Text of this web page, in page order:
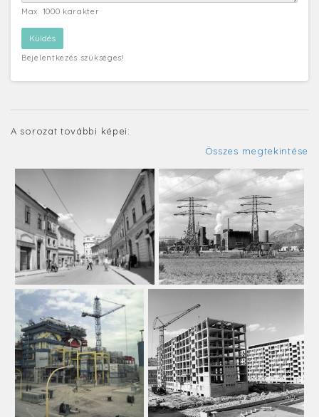
Max. 1000 karakter
Bejelentkezés szükséges!
A sorozat további képei:
Összes megtekintése